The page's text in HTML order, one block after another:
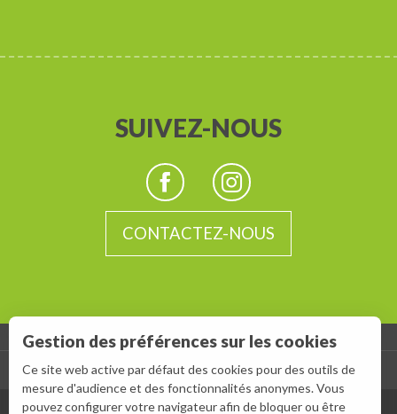
Prestations
Contacter par
SUIVEZ-NOUS
CONTACTEZ-NOUS
ESPACE GROUPES - ESPACE PRESSE
Gestion des préférences sur les cookies
Ce site web active par défaut des cookies pour des outils de
mesure d'audience et des fonctionnalités anonymes. Vous
pouvez configurer votre navigateur afin de bloquer ou être